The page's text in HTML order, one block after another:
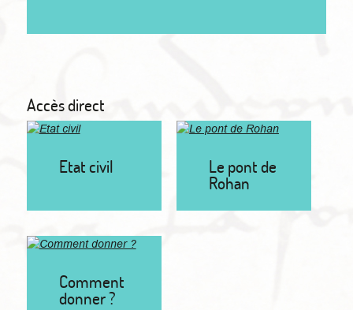
Accès direct
Etat civil
Le pont de
Rohan
Comment
donner ?